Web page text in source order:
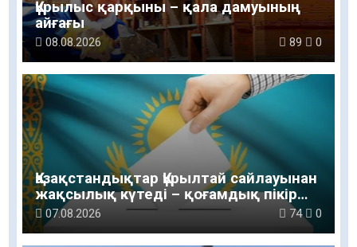
Құрылыс қарқыны – қала дамуының
айғағы
08.08.2026 89 0
Қазақстандықтар Құрылтай сайлауынан
жақсылық күтеді – қоғамдық пікір
зерттеуі
07.08.2026 74 0